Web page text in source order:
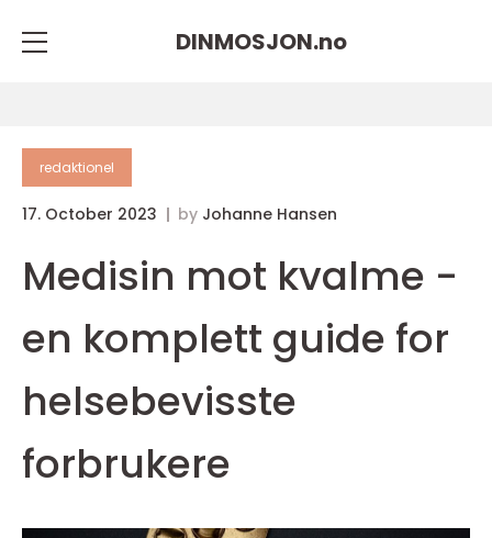
DINMOSJON.no
redaktionel
17. October 2023 by Johanne Hansen
Medisin mot kvalme -
en komplett guide for
helsebevisste
forbrukere